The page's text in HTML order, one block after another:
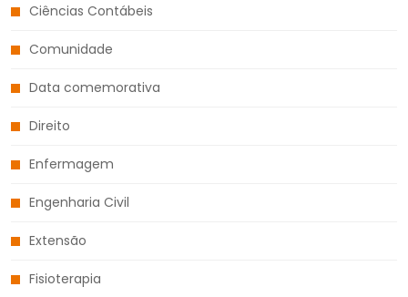
Ciências Contábeis
Comunidade
Data comemorativa
Direito
Enfermagem
Engenharia Civil
Extensão
Fisioterapia